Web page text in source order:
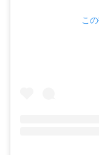
こ